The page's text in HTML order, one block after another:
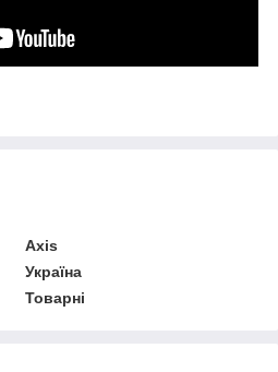
Axis
Україна
Товарні